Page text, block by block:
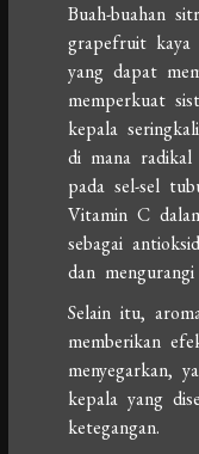
Buah-buahan
grapefruit kaya
yang dapat
memperkuat
kepala
di mana radikal
pada sel-sel
Vitamin C
sebagai
dan
Selain itu,
memberikan
menyegarkan,
kepala yang
ketegangan.